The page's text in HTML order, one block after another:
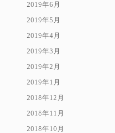
2019年6月
2019年5月
2019年4月
2019年3月
2019年2月
2019年1月
2018年12月
2018年11月
2018年10月